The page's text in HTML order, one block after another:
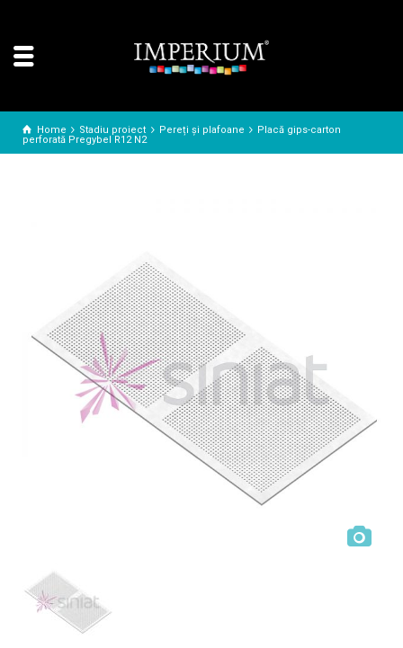
Home Stadiu proiect Pereți și plafoane
Placă gips-carton
perforată Pregybel R12 N2